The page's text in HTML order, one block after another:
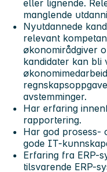
eller lignende.
manglende
Nyutdannede
relevant
økonomirådgiver
kandidater kan
avstemminger.
Har erfaring
rapportering.
Har god prosess-
gode IT-
Erfaring fra ERP-
tilsvarende ERP-